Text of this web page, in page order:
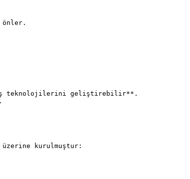
önler.
teknolojilerini geliştirebilir**.
kurulmuştur: